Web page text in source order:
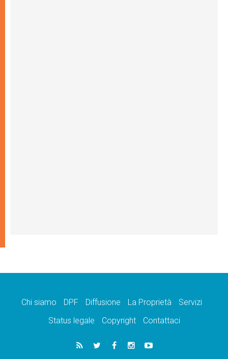
Chi siamo DPF Diffusione La Proprietà
Servizi
Status legale
Copyright Contattaci